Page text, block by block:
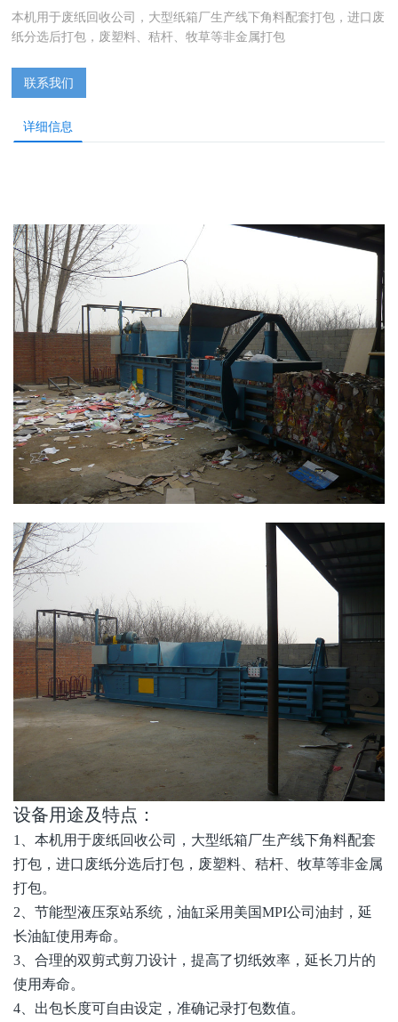
本机用于废纸回收公司，大型纸箱厂生产线下角料配套打包，进口废
纸分选后打包，废塑料、秸杆、牧草等非金属打包
联系我们
详细信息
设备用途及特点：
1、本机用于废纸回收公司，大型纸箱厂生产线下角料配套
打包，进口废纸分选后打包，废塑料、秸杆、牧草等非金属
打包。
2、节能型液压泵站系统，油缸采用美国MPI公司油封，延
长油缸使用寿命。
3、合理的双剪式剪刀设计，提高了切纸效率，延长刀片的
使用寿命。
4、出包长度可自由设定，准确记录打包数值。